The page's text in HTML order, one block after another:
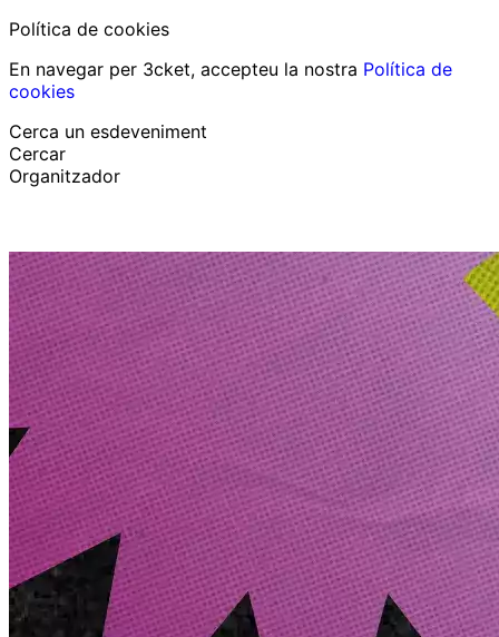
Política de cookies
En navegar per 3cket, accepteu la nostra Política de
cookies
Cerca un esdeveniment
Cercar
Organitzador
Català
Suport al participantHe perdut la meva entrada
LoginPromoure esdeveniment